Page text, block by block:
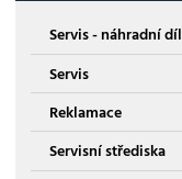
Servis - náhradní
Servis
Reklamace
Servisní střediska